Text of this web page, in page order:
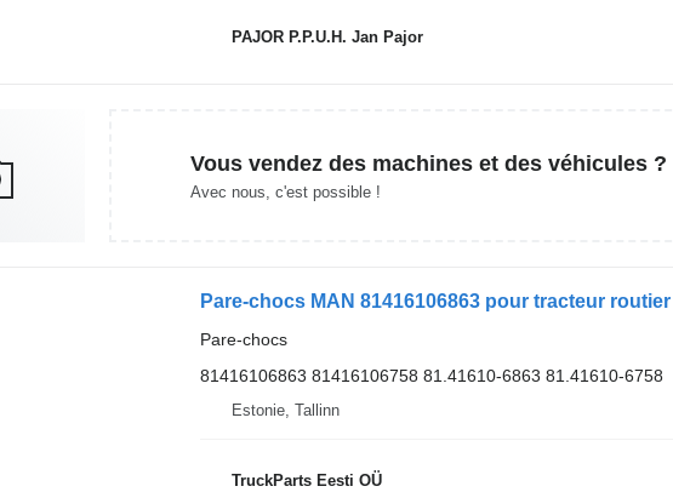
PAJOR P.P.U.H. Jan Pajor
Vous vendez des machines et des véhicules ?
Avec nous, c'est possible !
Pare-chocs MAN 81416106863 pour tracteur
Pare-chocs
81416106863 81416106758 81.41610-6863 81.41610-6758
Estonie, Tallinn
TruckParts Eesti OÜ